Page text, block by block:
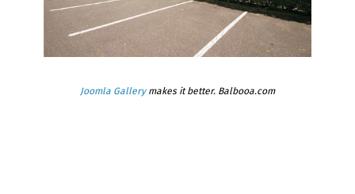
Joomla Gallerymakes it better. Balbooa.com